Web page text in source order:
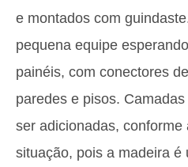
e montados com
pequena equipe
painéis, com conectores
paredes e pisos.
ser adicionadas, conforme
situação, pois a madeira é